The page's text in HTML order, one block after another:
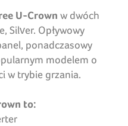
U-Crown w dwóch
Silver. Opływowy
ponadczasowy
modelem o
w trybie grzania.
to: